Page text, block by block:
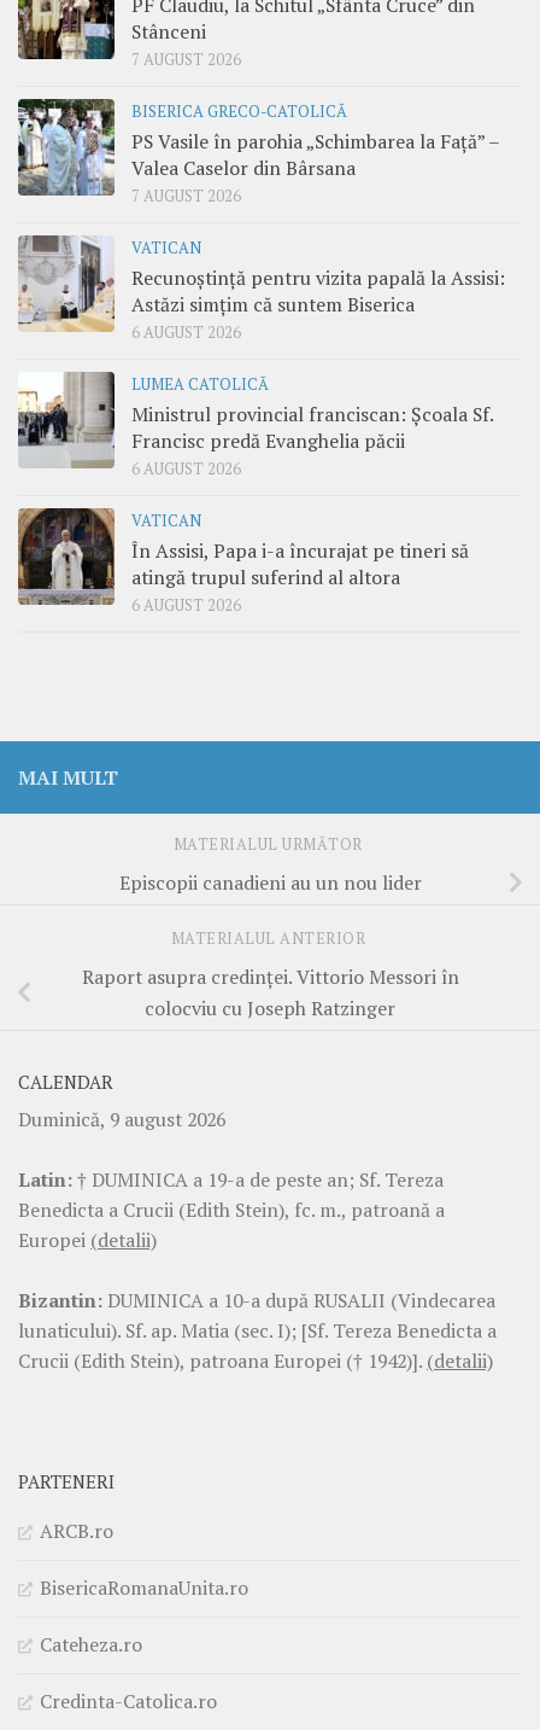
PF Claudiu, la Schitul „Sfânta Cruce” din
Stânceni
7 AUGUST 2026
BISERICA GRECO-CATOLICĂ
PS Vasile în parohia „Schimbarea la Față” –
Valea Caselor din Bârsana
7 AUGUST 2026
VATICAN
Recunoștință pentru vizita papală la Assisi:
Astăzi simțim că suntem Biserica
6 AUGUST 2026
LUMEA CATOLICĂ
Ministrul provincial franciscan: Școala Sf.
Francisc predă Evanghelia păcii
6 AUGUST 2026
VATICAN
În Assisi, Papa i-a încurajat pe tineri să
atingă trupul suferind al altora
6 AUGUST 2026
MAI MULT
MATERIALUL URMĂTOR
Episcopii canadieni au un nou lider
MATERIALUL ANTERIOR
Raport asupra credinţei. Vittorio Messori în
colocviu cu Joseph Ratzinger
CALENDAR
Duminică, 9 august 2026
Latin:† DUMINICA a 19-a de peste an; Sf. Tereza
Benedicta a Crucii (Edith Stein), fc. m., patroană a
Europei (detalii)
Bizantin: DUMINICA a 10-a după RUSALII (Vindecarea
lunaticului). Sf. ap. Matia (sec. I); [Sf. Tereza Benedicta a
Crucii (Edith Stein), patroana Europei († 1942)]. (detalii)
PARTENERI
ARCB.ro
BisericaRomanaUnita.ro
Cateheza.ro
Credinta-Catolica.ro